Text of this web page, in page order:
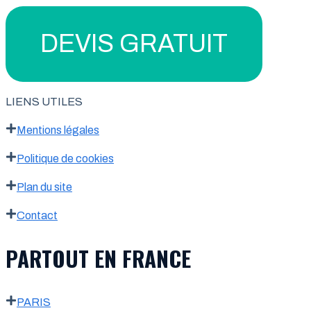
DEVIS GRATUIT
LIENS UTILES
Mentions légales
Politique de cookies
Plan du site
Contact
PARTOUT EN FRANCE
PARIS